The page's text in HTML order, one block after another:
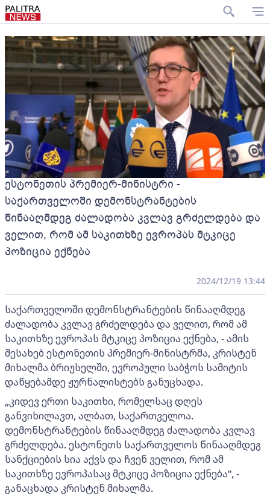
ესტონეთის პრემიერ-მინისტრი -
საქართველოში დემონსტრანტების
წინააღმდეგ ძალადობა კვლავ გრძელდება და
ველით, რომ ამ საკითხზე ევროპას მტკიცე
პოზიცია ექნება
2024/12/19 13:44
საქართველოში დემონსტრანტების წინააღმდეგ
ძალადობა კვლავ გრძელდება და ველით, რომ ამ
საკითხზე ევროპას მტკიცე პოზიცია ექნება, - ამის
შესახებ ესტონეთის პრემიერ-მინისტრმა, კრისტენ
მიხალმა ბრიუსელში, ევროპული საბჭოს სამიტის
დაწყებამდე ჟურნალისტებს განუცხადა.
„კიდევ ერთი საკითხი, რომელსაც დღეს
განვიხილავთ, ალბათ, საქართველოა.
დემონსტრანტების წინააღმდეგ ძალადობა კვლავ
გრძელდება. ესტონეთს საქართველოს წინააღმდეგ
სანქციების სია აქვს და ჩვენ ველით, რომ ამ
საკითხზე ევროპასაც მტკიცე პოზიცია ექნება“, -
განაცხადა კრისტენ მიხალმა.